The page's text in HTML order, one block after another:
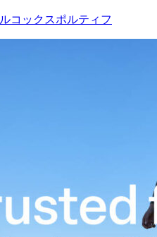
ルコックスポルティフ